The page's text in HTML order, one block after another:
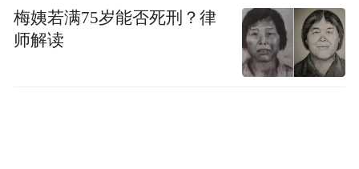
梅姨若满75岁能否死刑？律
师解读